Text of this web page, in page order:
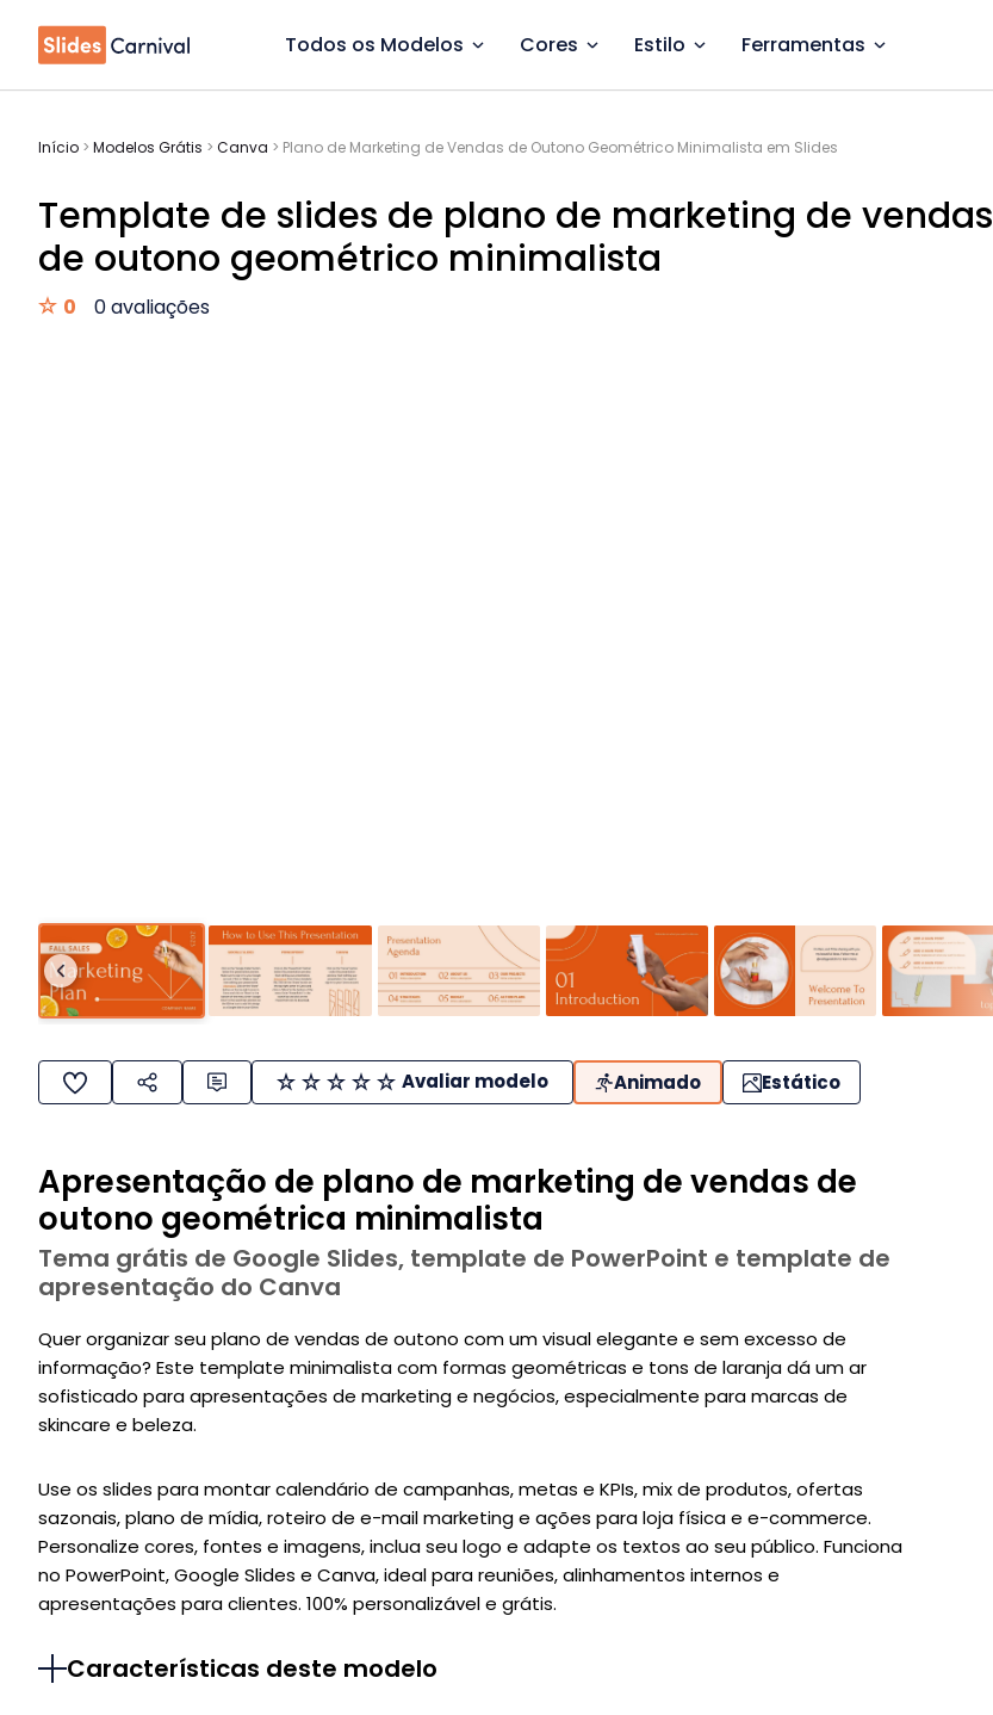
Todos os Modelos Cores Estilo Ferramentas
Início > Modelos Grátis > Canva > Plano de Marketing de Vendas de Outono Geométrico Minimalista em Slides
Template de slides de plano de marketing de vendas
de outono geométrico minimalista
0 0 avaliações
Avaliar modelo Animado Estático
Apresentação de plano de marketing de vendas de
outono geométrica minimalista
Tema grátis de Google Slides, template de PowerPoint e template de
apresentação do Canva
Quer organizar seu plano de vendas de outono com um visual elegante e sem excesso de
informação? Este template minimalista com formas geométricas e tons de laranja dá um ar
sofisticado para apresentações de marketing e negócios, especialmente para marcas de
skincare e beleza.
Use os slides para montar calendário de campanhas, metas e KPIs, mix de produtos, ofertas
sazonais, plano de mídia, roteiro de e-mail marketing e ações para loja física e e-commerce.
Personalize cores, fontes e imagens, inclua seu logo e adapte os textos ao seu público. Funciona
no PowerPoint, Google Slides e Canva, ideal para reuniões, alinhamentos internos e
apresentações para clientes. 100% personalizável e grátis.
Características deste modelo